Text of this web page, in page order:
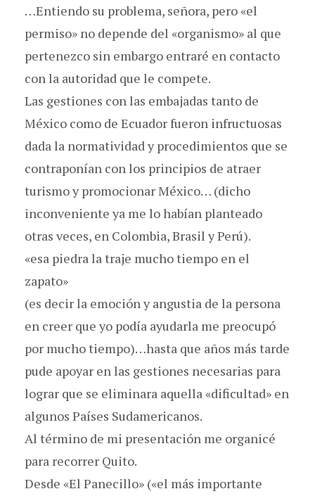
…Entiendo su problema, señora, pero «el
permiso» no depende del «organismo» al que
pertenezco sin embargo entraré en contacto
con la autoridad que le compete.
Las gestiones con las embajadas tanto de
México como de Ecuador fueron infructuosas
dada la normatividad y procedimientos que se
contraponían con los principios de atraer
turismo y promocionar México… (dicho
inconveniente ya me lo habían planteado
otras veces, en Colombia, Brasil y Perú).
«esa piedra la traje mucho tiempo en el
zapato»
(es decir la emoción y angustia de la persona
en creer que yo podía ayudarla me preocupó
por mucho tiempo)…hasta que años más tarde
pude apoyar en las gestiones necesarias para
lograr que se eliminara aquella «dificultad» en
algunos Países Sudamericanos.
Al término de mi presentación me organicé
para recorrer Quito.
Desde «El Panecillo» («el más importante